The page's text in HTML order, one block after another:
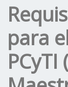
para